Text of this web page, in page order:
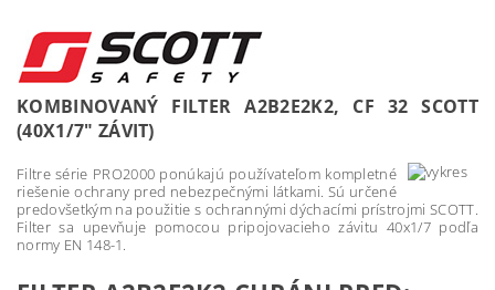
KOMBINOVANÝ FILTER A2B2E2K2, CF 32 SCOTT
(40X1/7" ZÁVIT)
Filtre série PRO2000 ponúkajú používateľom kompletné
riešenie ochrany pred nebezpečnými látkami. Sú určené
predovšetkým na použitie s ochrannými dýchacími prístrojmi SCOTT.
Filter sa upevňuje pomocou pripojovacieho závitu 40x1/7 podľa
normy EN 148-1.